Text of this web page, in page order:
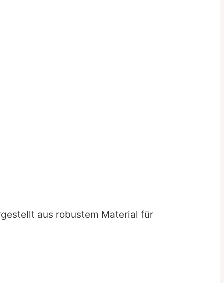
aus robustem Material für